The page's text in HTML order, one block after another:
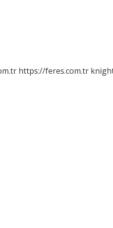
https://feres.com.tr